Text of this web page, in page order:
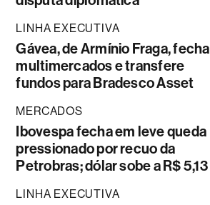
LINHA EXECUTIVA
Gávea, de Armínio Fraga, fecha
multimercados e transfere
fundos para Bradesco Asset
MERCADOS
Ibovespa fecha em leve queda
pressionado por recuo da
Petrobras; dólar sobe a R$ 5,13
LINHA EXECUTIVA